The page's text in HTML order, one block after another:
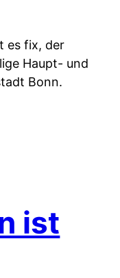
es fix, der
Haupt- und
Bonn.
ist